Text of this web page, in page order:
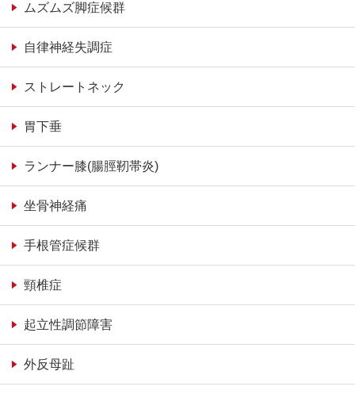
ムズムズ脚症候群
自律神経失調症
ストレートネック
胃下垂
ランナー膝(腸脛靭帯炎)
坐骨神経痛
手根管症候群
頸椎症
起立性調節障害
外反母趾